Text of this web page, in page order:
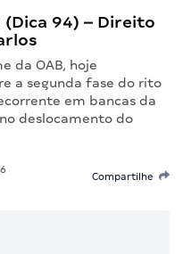
(Dica 94) – Direito
da OAB, hoje
a segunda fase do rito
em bancas da
deslocamento do
Compartilhe